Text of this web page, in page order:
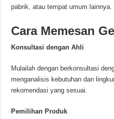
pabrik, atau tempat umum lainnya.
Cara Memesan
Konsultasi dengan Ahli
Mulailah dengan berkonsultasi
menganalisis kebutuhan dan
rekomendasi yang sesuai.
Pemilihan Produk